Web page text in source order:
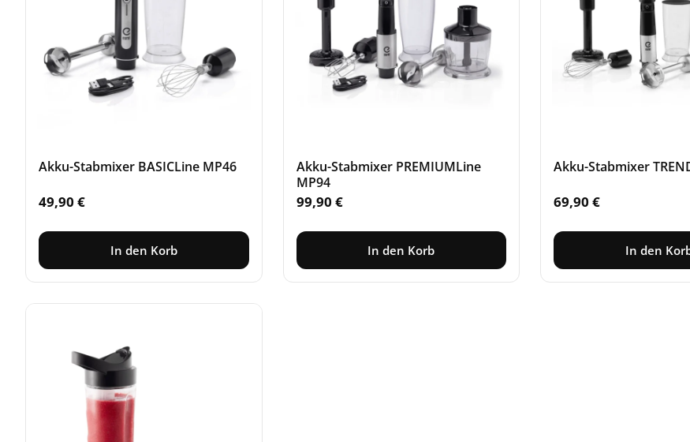
Akku-Stabmixer BASICLine MP46
49,90 €
In den Korb
Akku-Stabmixer PREMIUMLine
MP94
99,90 €
In den Korb
Akku-Stabmixer
69,90 €
In den